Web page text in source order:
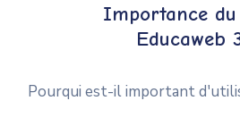
Importance
Educaweb
Pourqui est-il important